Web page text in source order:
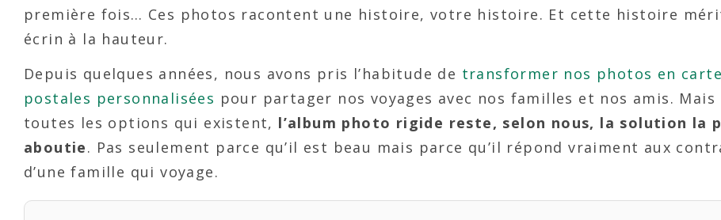
première fois… Ces photos racontent une histoire, votre histoire. Et cette histoire
écrin à la hauteur.
Depuis quelques années, nous avons pris l’habitude de transformer nos photos en
postales personnalisées pour partager nos voyages avec nos familles et nos amis. Mais
toutes les options qui existent, l’album photo rigide reste, selon nous, la solution la
aboutie. Pas seulement parce qu’il est beau mais parce qu’il répond vraiment aux
d’une famille qui voyage.